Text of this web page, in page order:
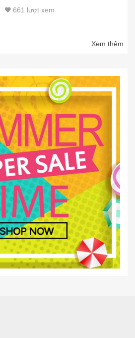
661 lượt xem
Xem thêm